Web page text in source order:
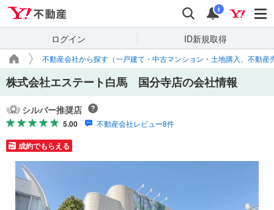
検索 通知
i
ログイン ID新規取得
不動産会社から探す（一戸建て・中古マンション・土地購入、不動産
株式会社エステート白馬 国分寺店の会社情報
シルバー推奨店
5.00 不動産会社レビュー8件
成約でもらえる